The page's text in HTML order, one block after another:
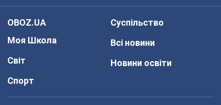
OBOZ.UA
Моя Школа
Світ
Спорт
Суспільство
Всі новини
Новини освіти